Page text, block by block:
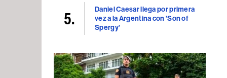
Daniel Caesar llega por primera
vez a la Argentina con 'Son of
Spergy'